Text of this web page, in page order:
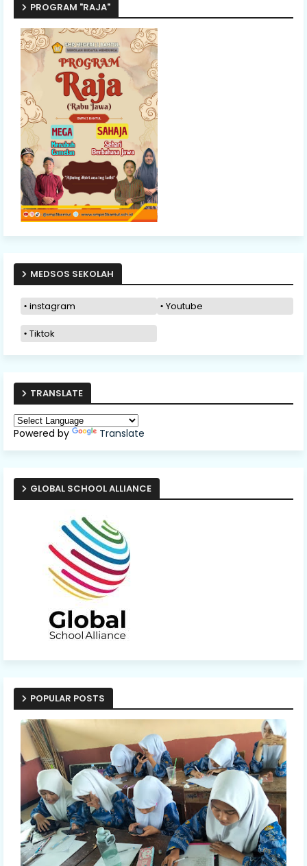
PROGRAM "RAJA"
MEDSOS SEKOLAH
instagram Youtube
Tiktok
TRANSLATE
Powered by Translate
GLOBAL SCHOOL ALLIANCE
POPULAR POSTS